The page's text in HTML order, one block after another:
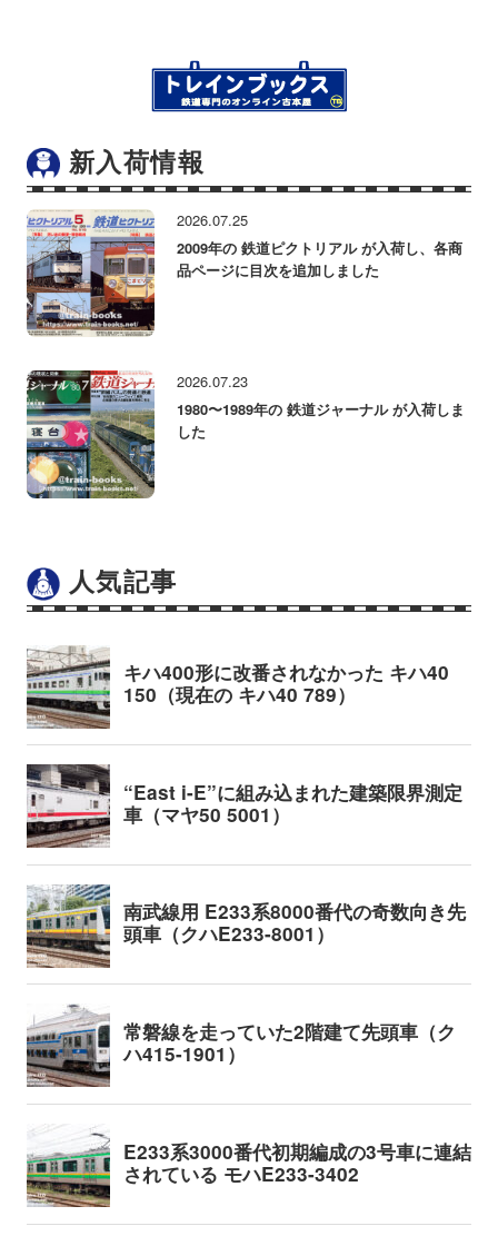
新入荷情報
2026.07.25
2009年の 鉄道ピクトリアル が入荷し、各商
品ページに目次を追加しました
2026.07.23
1980〜1989年の 鉄道ジャーナル が入荷しま
した
人気記事